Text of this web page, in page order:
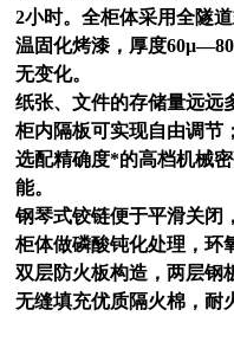
2小时。全柜体采用全隧
温固化烤漆，厚度
无变化。
纸张、文件的存储量远远
柜内隔板可实现自由调节；
选配精确度*的高档机械
能。
钢琴式铰链便于平滑关闭
柜体做磷酸钝化处理，环
双层防火板构造，两层钢
无缝填充优质隔火棉，耐